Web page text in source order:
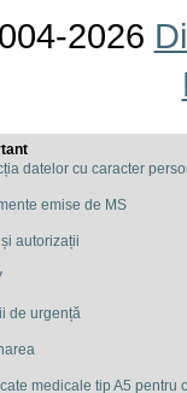
2026
datelor cu caracter
emise de MS
autorizații
de urgență
medicale tip A5 pentru